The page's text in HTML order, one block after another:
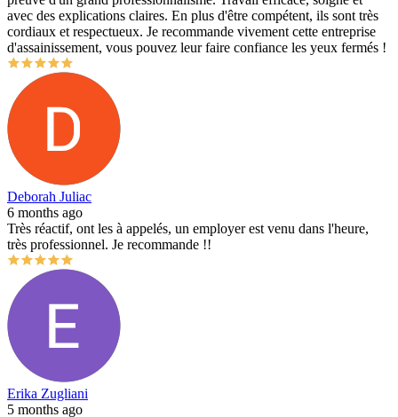
avec des explications claires. En plus d'être compétent, ils sont très
cordiaux et respectueux. Je recommande vivement cette entreprise
d'assainissement, vous pouvez leur faire confiance les yeux fermés !
Deborah Juliac
6 months ago
Très réactif, ont les à appelés, un employer est venu dans l'heure,
très professionnel. Je recommande !!
Erika Zugliani
5 months ago